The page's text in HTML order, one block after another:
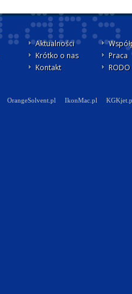
Aktualności
Krótko o nas
Kontakt
Praca
OrangeSolvent.pl IkonMac.pl